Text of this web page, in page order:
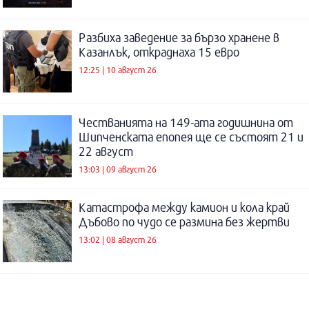
Разбиха заведение за бързо хранене в
Казанлък, откраднаха 15 евро
12:25 | 10 август 26
Честванията на 149-ата годишнина от
Шипченската епопея ще се състоят 21 и
22 август
13:03 | 09 август 26
Катастрофа между камион и кола край
Дъбово по чудо се размина без жертви
13:02 | 08 август 26